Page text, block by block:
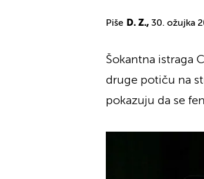
Piše D. Z., 30. ožujka
Šokantna istraga
druge potiču na
pokazuju da se